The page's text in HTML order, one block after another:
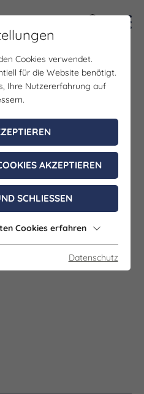
Wir freuen
stehen Dir gerne zur
stehende
Dein Anliegen, Fragen
Cookies verwendet.
für die Website benötigt.
Ihre Nutzererfahrung auf
AKZEPTIEREN
SCHLIESSEN
Cookies erfahren
Datenschutz